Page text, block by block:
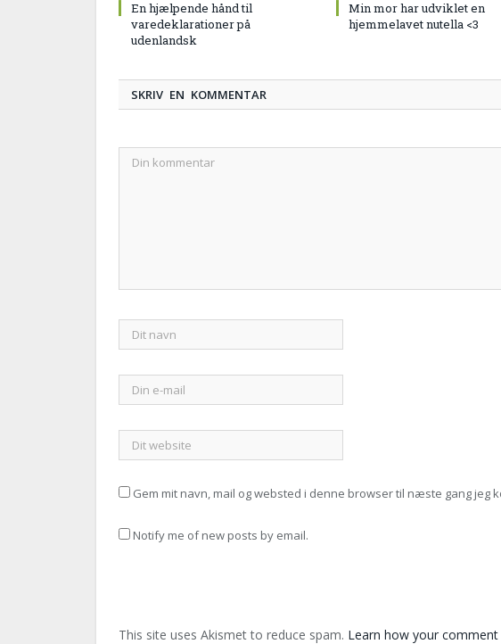
En hjælpende hånd til
varedeklarationer på
udenlandsk
Min mor har udviklet en
hjemmelavet nutella <3
SKRIV EN KOMMENTAR
Gem mit navn, mail og websted i denne browser til næste gang jeg
Notify me of new posts by email.
This site uses Akismet to reduce spam. Learn how your